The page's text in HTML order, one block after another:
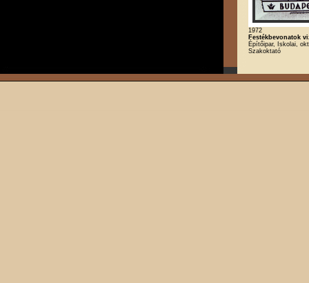
1972
Festékbevonatok
Építőipar, Iskolai,
Szakoktató